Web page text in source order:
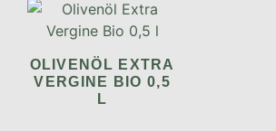
OLIVENÖL EXTRA
VERGINE BIO 0,5
L